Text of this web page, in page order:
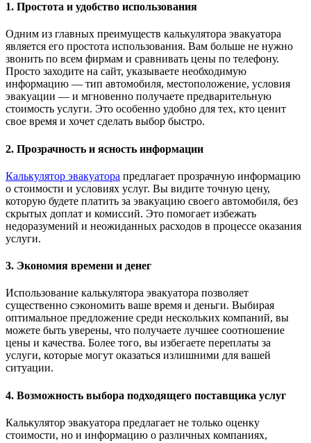
1. Простота и удобство использования
Одним из главных преимуществ калькулятора эвакуатора
является его простота использования. Вам больше не нужно
звонить по всем фирмам и сравнивать цены по телефону.
Просто заходите на сайт, указываете необходимую
информацию — тип автомобиля, местоположение, условия
эвакуации — и мгновенно получаете предварительную
стоимость услуги. Это особенно удобно для тех, кто ценит
свое время и хочет сделать выбор быстро.
2. Прозрачность и ясность информации
Калькулятор эвакуатора предлагает прозрачную информацию
о стоимости и условиях услуг. Вы видите точную цену,
которую будете платить за эвакуацию своего автомобиля, без
скрытых доплат и комиссий. Это помогает избежать
недоразумений и неожиданных расходов в процессе оказания
услуги.
3. Экономия времени и денег
Использование калькулятора эвакуатора позволяет
существенно сэкономить ваше время и деньги. Выбирая
оптимальное предложение среди нескольких компаний, вы
можете быть уверены, что получаете лучшее соотношение
цены и качества. Более того, вы избегаете переплаты за
услуги, которые могут оказаться излишними для вашей
ситуации.
4. Возможность выбора подходящего поставщика услуг
Калькулятор эвакуатора предлагает не только оценку
стоимости, но и информацию о различных компаниях,